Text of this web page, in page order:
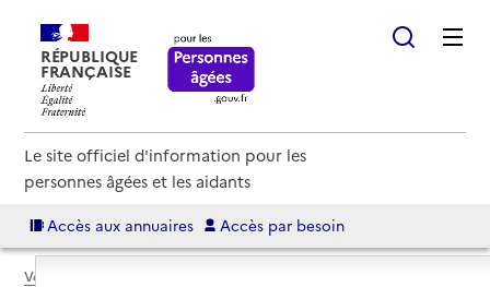
RÉPUBLIQUE
FRANÇAISE
Le site officiel d'information pour les
personnes âgées et les aidants
Accès aux annuaires Accès par besoin
Voir le fil d’Ariane